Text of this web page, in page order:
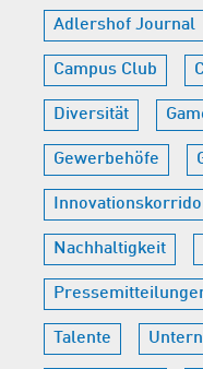
Adlershof Journal
Campus Club
Diversität
Gewerbehöfe
Nachhaltigkeit
Talente